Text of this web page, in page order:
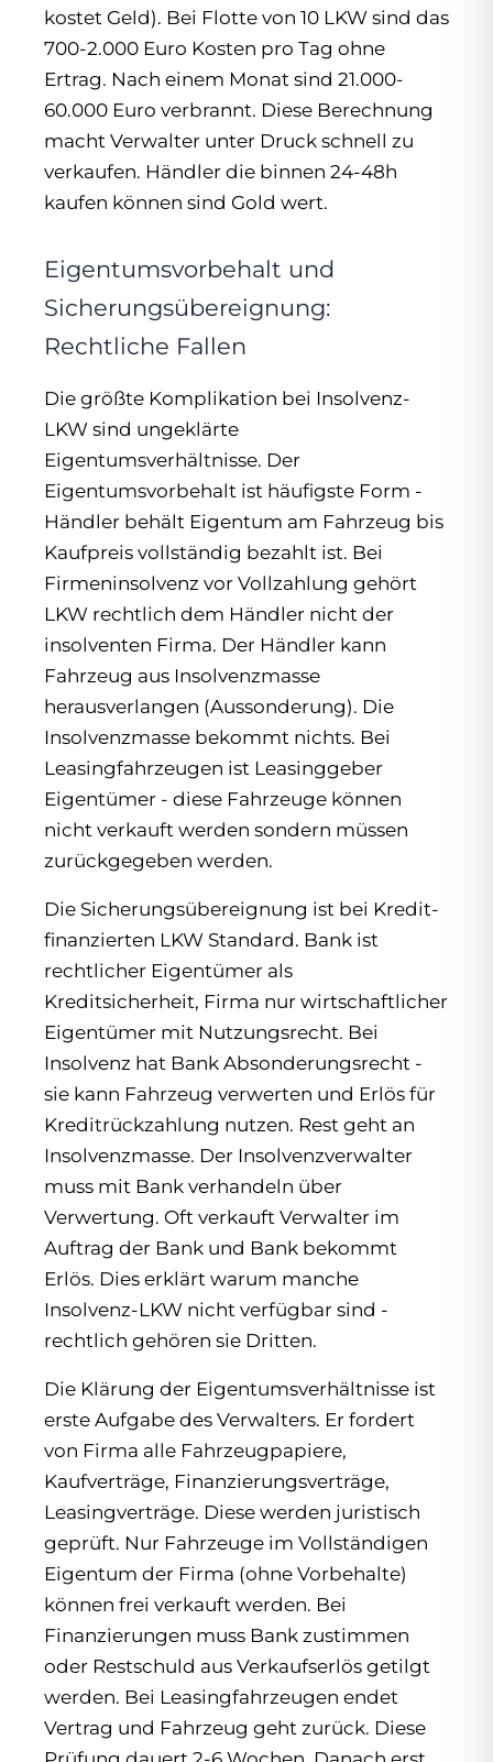
kostet Geld). Bei Flotte von 10 LKW sind das
700-2.000 Euro Kosten pro Tag ohne
Ertrag. Nach einem Monat sind 21.000-
60.000 Euro verbrannt. Diese Berechnung
macht Verwalter unter Druck schnell zu
verkaufen. Händler die binnen 24-48h
kaufen können sind Gold wert.
Eigentumsvorbehalt und
Sicherungsübereignung:
Rechtliche Fallen
Die größte Komplikation bei Insolvenz-
LKW sind ungeklärte
Eigentumsverhältnisse. Der
Eigentumsvorbehalt ist häufigste Form -
Händler behält Eigentum am Fahrzeug bis
Kaufpreis vollständig bezahlt ist. Bei
Firmeninsolvenz vor Vollzahlung gehört
LKW rechtlich dem Händler nicht der
insolventen Firma. Der Händler kann
Fahrzeug aus Insolvenzmasse
herausverlangen (Aussonderung). Die
Insolvenzmasse bekommt nichts. Bei
Leasingfahrzeugen ist Leasinggeber
Eigentümer - diese Fahrzeuge können
nicht verkauft werden sondern müssen
zurückgegeben werden.
Die Sicherungsübereignung ist bei Kredit-
finanzierten LKW Standard. Bank ist
rechtlicher Eigentümer als
Kreditsicherheit, Firma nur wirtschaftlicher
Eigentümer mit Nutzungsrecht. Bei
Insolvenz hat Bank Absonderungsrecht -
sie kann Fahrzeug verwerten und Erlös für
Kreditrückzahlung nutzen. Rest geht an
Insolvenzmasse. Der Insolvenzverwalter
muss mit Bank verhandeln über
Verwertung. Oft verkauft Verwalter im
Auftrag der Bank und Bank bekommt
Erlös. Dies erklärt warum manche
Insolvenz-LKW nicht verfügbar sind -
rechtlich gehören sie Dritten.
Die Klärung der Eigentumsverhältnisse ist
erste Aufgabe des Verwalters. Er fordert
von Firma alle Fahrzeugpapiere,
Kaufverträge, Finanzierungsverträge,
Leasingverträge. Diese werden juristisch
geprüft. Nur Fahrzeuge im Vollständigen
Eigentum der Firma (ohne Vorbehalte)
können frei verkauft werden. Bei
Finanzierungen muss Bank zustimmen
oder Restschuld aus Verkaufserlös getilgt
werden. Bei Leasingfahrzeugen endet
Vertrag und Fahrzeug geht zurück. Diese